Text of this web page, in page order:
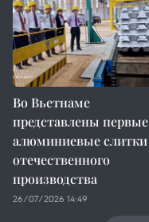
Во Вьетнаме
представлены первые
алюминиевые слитки
отечественного
производства
26/07/2026 14:49